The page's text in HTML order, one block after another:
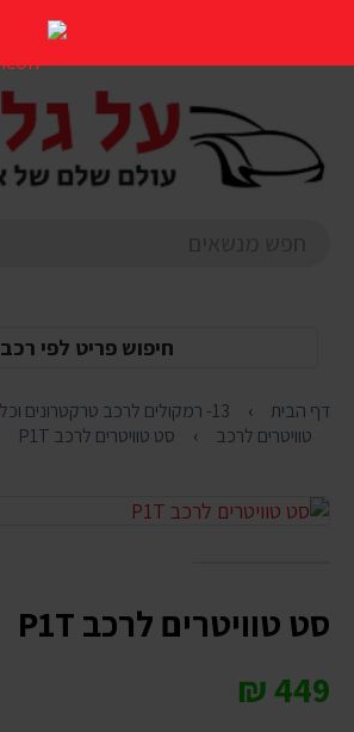
העמוד
חיפוש פריט לפי רכב
דף הבית
13- רמקולים לרכב טרקטרונים וכלי שייט
טוויטרים לרכב
סט טוויטרים לרכב P1T
סט טוויטרים לרכב P1T
449
₪